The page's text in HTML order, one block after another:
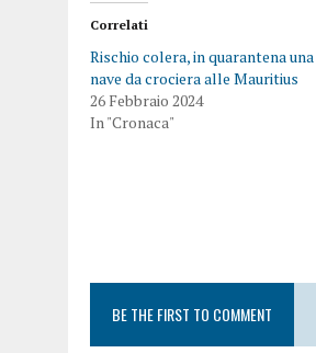
Correlati
Rischio colera, in quarantena una
nave da crociera alle Mauritius
26 Febbraio 2024
In "Cronaca"
BE THE FIRST TO COMMENT